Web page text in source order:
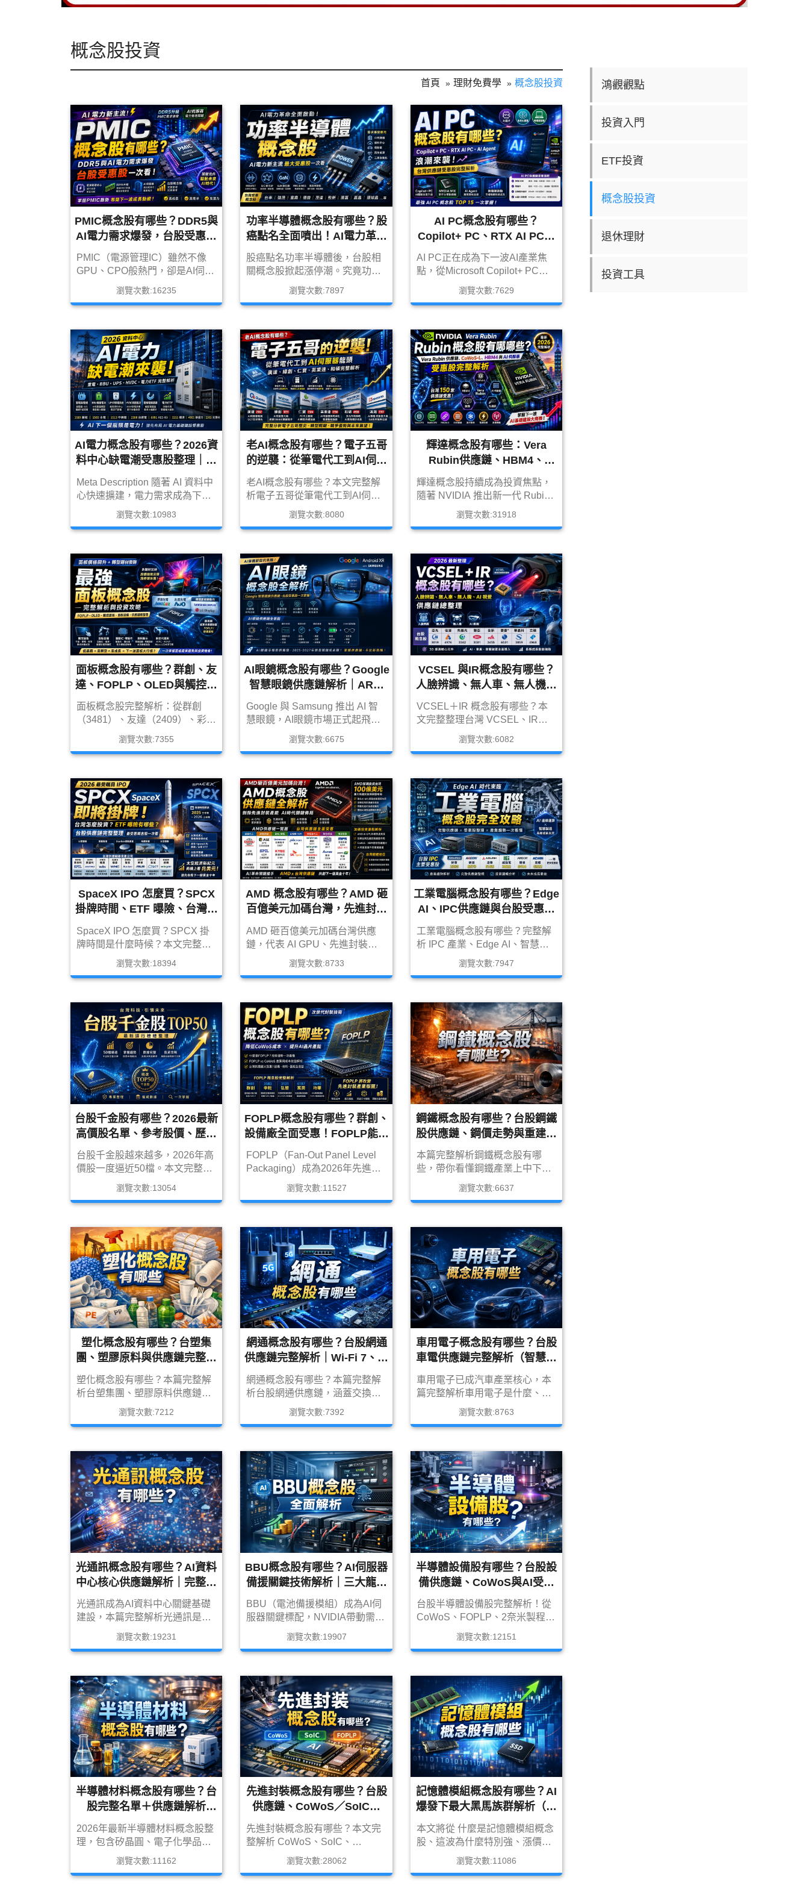
概念股投資
首頁 理財免費學 概念股投資
PMIC概念股有哪些？DDR5與
AI電力需求爆發，台股受惠股
一次看
PMIC（電源管理IC）雖然不像
GPU、CPO般熱門，卻是AI伺服
器、DDR5記憶體與資料中心不
可或缺的關鍵元件。本文整理
PMIC產業趨勢、DDR5帶來的新
PMIC概念股與未來展望。
瀏覽次數:16235
功率半導體概念股有哪些？股
癌點名全面噴出！AI電力革命
最大受惠股一次看
股癌點名功率半導體後，台股相
關概念股掀起漲停潮。究竟功率
半導體是什麼？AI伺服器、資料
中心與電動車如何帶動需求爆
發？本文整理功率半導體產業
PMIC、DrMOS等技術趨勢，以
及最值得關注的功率半導體概念
股與未來展望。
瀏覽次數:7897
AI PC概念股有哪些？
Copilot+ PC、RTX AI PC與
AI Agent浪潮來襲，台灣供應
鏈受惠股完整解析
AI PC正在成為下一波AI產業焦
點，從Microsoft Copilot+ PC、
NVIDIA RTX AI PC、NVIDIA
N1X平台到AI Agent應用全面爆
發。本文整理AI PC概念股、筆
AI晶片與ETF受惠名單，解析未
來換機潮商機。
瀏覽次數:7629
AI電力概念股有哪些？2026資
料中心缺電潮受惠股整理｜重
電、BBU、UPS、HVDC與電
力ETF完整解析
Meta Description 隨著 AI 資料中
心快速擴建，電力需求成為下一
個產業瓶頸。本文整理 AI 電力概
念股，包括重電設備、電網升
級、HVDC、AI 電源、BBU 備援
ETF，解析華城（1519）、士電
（1503）、中興電（1513）、台
達電（2308）、AES-
KY（6781）、順達（3211）等
受惠方向。
瀏覽次數:10983
老AI概念股有哪些？電子五哥
的逆襲：從筆電代工到AI伺服
器龍頭
老AI概念股有哪些？本文完整解
析電子五哥從筆電代工到AI伺服
器的轉型歷史，深入分析2382廣
達、3231緯創、6669緯穎、
2356英業達、2324仁寶、4938
討AI伺服器、資料中心與Vera
Rubin時代的投資機會。
瀏覽次數:8080
輝達概念股有哪些：Vera
Rubin供應鏈、HBM4、
CoWoS-L與AI伺服器受惠股
完整解析
輝達概念股持續成為投資焦點，
隨著 NVIDIA 推出新一代 Rubin
架構，帶動台灣供應鏈迎來全方
位升級。Rubin 涵蓋 CPU、
GPU、矽光子與高速互連，意味
台積電仍是核心受益者，而矽光
子族群（聯鈞、光聖、華星光
等）及封裝測試廠（日月光、京
元電、景碩等）也將同步受惠，
成為市場關注的下一波投資契
機。
瀏覽次數:31918
面板概念股有哪些？群創、友
達、FOPLP、OLED與觸控面
板供應鏈完整解析
面板概念股完整解析：從群創
（3481）、友達（2409）、彩晶
（6116），到FOPLP、觸控面
板、驅動IC、面板設備、Mini
LED、Micro LED與韓國
OLED 戰略，完整整理台股面板
供應鏈與未來轉型趨勢。
瀏覽次數:7355
AI眼鏡概念股有哪些？Google
智慧眼鏡供應鏈解析｜AR眼
鏡、Micro LED、光學與AI受
惠股總整理
Google 與 Samsung 推出 AI 智
慧眼鏡，AI眼鏡市場正式起飛。
本文完整解析 AI 眼鏡產業趨勢、
Google AI Glass 發展方向、台灣
AI 眼鏡供應鏈，以及 Micro
ODM 受惠概念股。
瀏覽次數:6675
VCSEL 與IR概念股有哪些？
人臉辨識、無人車、無人機、
AI 視覺供應鏈總整理｜2026
最新台股受惠股
VCSEL＋IR 概念股有哪些？本
文完整整理台灣 VCSEL、IR
LED、3D 感測、LiDAR、人臉
辨識、無人車、無人機相關供應
鏈，包含 3019 亞光、4976 佳
2455 全新、6531 愛普等 AI 視覺
受惠股與產業趨勢分析。
瀏覽次數:6082
SpaceX IPO 怎麼買？SPCX
掛牌時間、ETF 曝險、台灣供
應鏈完整解析｜2026 最新受
惠概念股
SpaceX IPO 怎麼買？SPCX 掛
牌時間是什麼時候？本文完整整
理台灣投資人參與方式、專業投
資人資格、持有 SpaceX 的美股
ETF、低軌衛星概念 ETF，以及
事欣科、3491 昇達科、3105 穩
懋、6285 啟碁、3596 智易等
SpaceX 概念股完整解析。
瀏覽次數:18394
AMD 概念股有哪些？AMD 砸
百億美元加碼台灣，先進封裝
供應鏈全面解析｜2026 最新
受惠股
AMD 砸百億美元加碼台灣供應
鏈，代表 AI GPU、先進封裝、
CoWoS 與 AI 伺服器需求持續爆
發。本文完整整理 AMD 概念
股、AI 供應鏈、CoWoS、
惠公司，包括 2330 台積電、
3231 緯創、6669 緯穎、3017 奇
鋐、3324 雙鴻、3037 欣興等完
整解析。
瀏覽次數:8733
工業電腦概念股有哪些？Edge
AI、IPC供應鏈與台股受惠股
完整解析
工業電腦概念股有哪些？完整解
析 IPC 產業、Edge AI、智慧工
廠、機器人、工控自動化與台股
供應鏈，整理 2395 研華、6579
研揚、6166 凌華、3022 威強
瀏覽次數:7947
台股千金股有哪些？2026最新
高價股名單、參考股價、歷年
股王、投資風險與替代方法完
整解析
台股千金股越來越多，2026年高
價股一度逼近50檔。本文完整整
理台股千金股名單、參考股價、
歷年股王、高本益比風險，以及
零股、股票期貨、權證與主動式
瀏覽次數:13054
FOPLP概念股有哪些？群創、
設備廠全面受惠！FOPLP能降
低CoWoS成本？台灣供應鏈
完整解析
FOPLP（Fan-Out Panel Level
Packaging）成為2026年先進封
裝最熱門技術之一，有望降低
CoWoS封裝成本並提升AI晶片產
能。本文完整解析FOPLP技術、
設備股與台灣供應鏈，包括 3481
群創、3583 辛耘、3131 弘塑、
6187 萬潤、6640 均華等FOPLP
概念股一次看懂。
瀏覽次數:11527
鋼鐵概念股有哪些？台股鋼鐵
股供應鏈、鋼價走勢與重建題
材完整解析（2026最新版）
本篇完整解析鋼鐵概念股有哪
些，帶你看懂鋼鐵產業上中下游
供應鏈、鋼價與鐵礦砂報價怎麼
查、鋼鐵股近年為何表現不佳，
以及航海王行情與戰爭重建帶來
分類總表與選股重點。
瀏覽次數:6637
塑化概念股有哪些？台塑集
團、塑膠原料與供應鏈完整解
析（2026最新版）
塑化概念股有哪些？本篇完整解
析台塑集團、塑膠原料供應鏈、
PE／PP／PVC產品分類，整理
台股塑化概念股總表與投資重
點，並深入分析油價上漲、塑膠
響。
瀏覽次數:7212
網通概念股有哪些？台股網通
供應鏈完整解析｜Wi-Fi 7、交
換器、衛星通訊受惠股
網通概念股有哪些？本篇完整解
析台股網通供應鏈，涵蓋交換
器、路由器、Wi-Fi 7、5G
FWA、PON光纖與衛星通訊，整
理建漢、台揚、正文、智易、中
次看懂網通產業趨勢。
瀏覽次數:7392
車用電子概念股有哪些？台股
車電供應鏈完整解析（智慧座
艙、ADAS、電動車）
車用電子已成汽車產業核心，本
篇完整解析車用電子是什麼、智
慧座艙、ADAS、自動駕駛、車
用電源與連接器等產業鏈，並整
理台股車用電子概念股完整名單
瀏覽次數:8763
光通訊概念股有哪些？AI資料
中心核心供應鏈解析｜完整台
股名單＋未來爆發趨勢
光通訊成為AI資料中心關鍵基礎
建設，本篇完整解析光通訊是什
麼、與矽光子差異、AI帶動需
求，以及台股光通訊概念股完整
名單，掌握下一波高速傳輸投資
瀏覽次數:19231
BBU概念股有哪些？AI伺服器
備援關鍵技術解析｜三大龍頭
＋完整受惠名單
BBU（電池備援模組）成為AI伺
服器關鍵標配，NVIDIA帶動需求
爆發。本篇完整解析BBU是什
麼、與UPS差異、產業供應鏈，
以及台股BBU概念股名單，包含
（3211）、台達電（2308）三大
領頭股，掌握下一波AI基礎建設
投資機會。
瀏覽次數:19907
半導體設備股有哪些？台股設
備供應鏈、CoWoS與AI受惠
股完整整理
台股半導體設備股完整解析！從
CoWoS、FOPLP、2奈米製程到
AI 測試設備，全面整理台積電設
備供應鏈與受惠概念股，包含弘
塑、辛耘、旺矽、穎崴等重點公
瀏覽次數:12151
半導體材料概念股有哪些？台
股完整名單＋供應鏈解析
（2026最新版）
2026年最新半導體材料概念股整
理，包含矽晶圓、電子化學品、
特用氣體、CMP研磨材料與封裝
材料，完整解析台股供應鏈與受
惠族群，掌握AI與2奈米帶動的材
瀏覽次數:11162
先進封裝概念股有哪些？台股
供應鏈、CoWoS／SoIC／
FOPLP 完整解析
先進封裝概念股有哪些？本文完
整解析 CoWoS、SoIC、
FOPLP、Chiplet 等封裝技術演
進，整理台股先進封裝供應鏈、
受惠概念股、成長趨勢與投資重
瀏覽次數:28062
記憶體模組概念股有哪些？AI
爆發下最大黑馬族群解析（威
剛/創見/宇瞻/宜鼎）
本文將從 什麼是記憶體模組概念
股、這波為什麼特別強、漲價和
獲利為什麼同步爆發、AI 到底有
沒有關、台股代表公司、投資重
點與風險 幫你完整整理，帶你一
瀏覽次數:11086
鴻觀觀點
投資入門
ETF投資
概念股投資
退休理財
投資工具